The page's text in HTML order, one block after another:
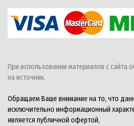
При использовании материалов с сайта
на источник.
Обращаем Ваше внимание на то, что
исключительно информационный
является публичной офертой,